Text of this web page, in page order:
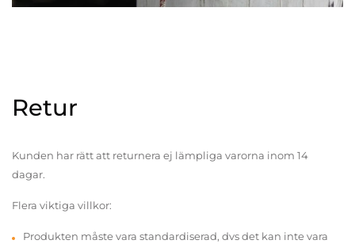
Retur
Kunden har rätt att returnera ej lämpliga varorna inom 14
dagar.
Flera viktiga villkor:
Produkten måste vara standardiserad, dvs det kan inte vara